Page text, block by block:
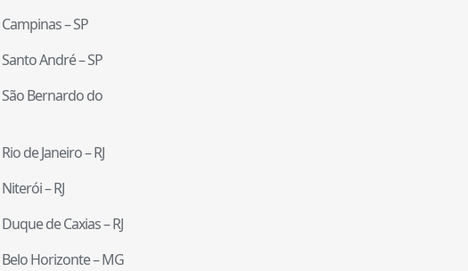
Campinas–SP
Santo André–SP
São Bernardo do
Rio de Janeiro–RJ
Niterói–RJ
Duque de Caxias–RJ
Belo Horizonte–MG